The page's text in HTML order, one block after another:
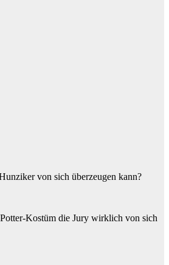
von sich überzeugen kann?
Kostüm die Jury wirklich von sich